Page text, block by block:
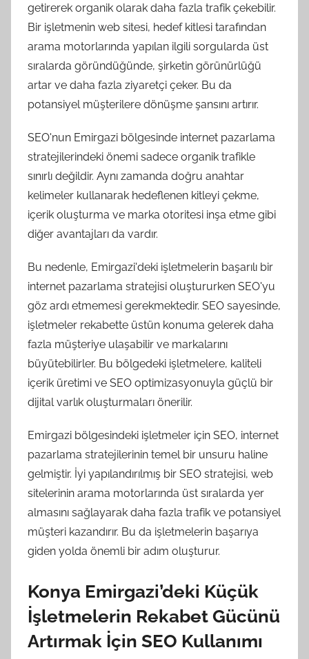
getirerek organik olarak daha fazla trafik çekebilir.
Bir işletmenin web sitesi, hedef kitlesi tarafından
arama motorlarında yapılan ilgili sorgularda üst
sıralarda göründüğünde, şirketin görünürlüğü
artar ve daha fazla ziyaretçi çeker. Bu da
potansiyel müşterilere dönüşme şansını artırır.
SEO'nun Emirgazi bölgesinde internet pazarlama
stratejilerindeki önemi sadece organik trafikle
sınırlı değildir. Aynı zamanda doğru anahtar
kelimeler kullanarak hedeflenen kitleyi çekme,
içerik oluşturma ve marka otoritesi inşa etme gibi
diğer avantajları da vardır.
Bu nedenle, Emirgazi'deki işletmelerin başarılı bir
internet pazarlama stratejisi oluştururken SEO'yu
göz ardı etmemesi gerekmektedir. SEO sayesinde,
işletmeler rekabette üstün konuma gelerek daha
fazla müşteriye ulaşabilir ve markalarını
büyütebilirler. Bu bölgedeki işletmelere, kaliteli
içerik üretimi ve SEO optimizasyonuyla güçlü bir
dijital varlık oluşturmaları önerilir.
Emirgazi bölgesindeki işletmeler için SEO, internet
pazarlama stratejilerinin temel bir unsuru haline
gelmiştir. İyi yapılandırılmış bir SEO stratejisi, web
sitelerinin arama motorlarında üst sıralarda yer
almasını sağlayarak daha fazla trafik ve potansiyel
müşteri kazandırır. Bu da işletmelerin başarıya
giden yolda önemli bir adım oluşturur.
Konya Emirgazi’deki Küçük
İşletmelerin Rekabet Gücünü
Artırmak İçin SEO Kullanımı